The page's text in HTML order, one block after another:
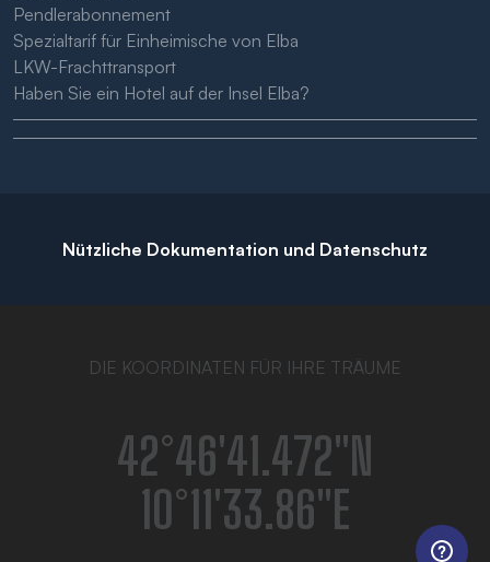
Pendlerabonnement
Spezialtarif für Einheimische von Elba
LKW-Frachttransport
Haben Sie ein Hotel auf der Insel Elba?
Nützliche Dokumentation und Datenschutz
DIE KOORDINATEN FÜR IHRE TRÄUME
42°46′41.472″N
10°11′33.86″E